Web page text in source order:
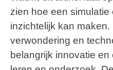
zien hoe een
inzichtelijk kan
verwondering en
belangrijk innovatie